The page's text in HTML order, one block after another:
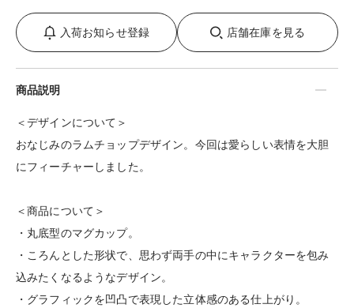
入荷お知らせ登録 店舗在庫を見る
商品説明
＜デザインについて＞
おなじみのラムチョップデザイン。今回は愛らしい表情を大胆
にフィーチャーしました。
＜商品について＞
・丸底型のマグカップ。
・ころんとした形状で、思わず両手の中にキャラクターを包み
込みたくなるようなデザイン。
・グラフィックを凹凸で表現した立体感のある仕上がり。